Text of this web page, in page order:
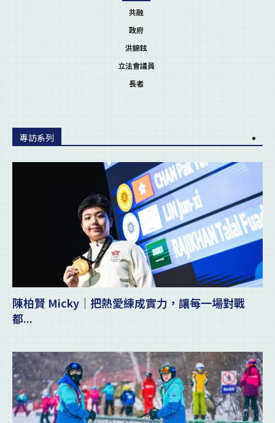
共融
政府
洪錦鉉
立法會議員
長者
專訪系列
陳柏賢 Micky｜把熱愛練成實力，讓每一場對戰
都...